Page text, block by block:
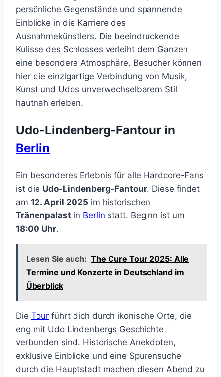
persönliche Gegenstände und spannende
Einblicke in die Karriere des
Ausnahmekünstlers. Die beeindruckende
Kulisse des Schlosses verleiht dem Ganzen
eine besondere Atmosphäre. Besucher können
hier die einzigartige Verbindung von Musik,
Kunst und Udos unverwechselbarem Stil
hautnah erleben.
Udo-Lindenberg-Fantour in
Berlin
Ein besonderes Erlebnis für alle Hardcore-Fans
ist die Udo-Lindenberg-Fantour. Diese findet
am 12. April 2025 im historischen
Tränenpalast in Berlin statt. Beginn ist um
18:00 Uhr.
Lesen Sie auch: The Cure Tour 2025: Alle
Termine und Konzerte in Deutschland im
Überblick
Die Tour führt dich durch ikonische Orte, die
eng mit Udo Lindenbergs Geschichte
verbunden sind. Historische Anekdoten,
exklusive Einblicke und eine Spurensuche
durch die Hauptstadt machen diesen Abend zu